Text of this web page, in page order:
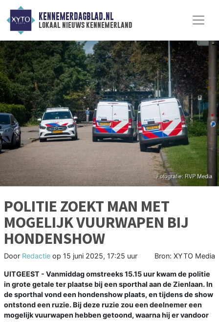
KENNEMERDAGBLAD.NL
lokaal nieuws kennemerland
POLITIE ZOEKT MAN MET
MOGELIJK VUURWAPEN BIJ
HONDENSHOW
Door Redactie op 15 juni 2025, 17:25 uur Bron: XYTO Media
UITGEEST - Vanmiddag omstreeks 15.15 uur kwam de politie
in grote getale ter plaatse bij een sporthal aan de Zienlaan. In
de sporthal vond een hondenshow plaats, en tijdens de show
ontstond een ruzie. Bij deze ruzie zou een deelnemer een
mogelijk vuurwapen hebben getoond, waarna hij er vandoor